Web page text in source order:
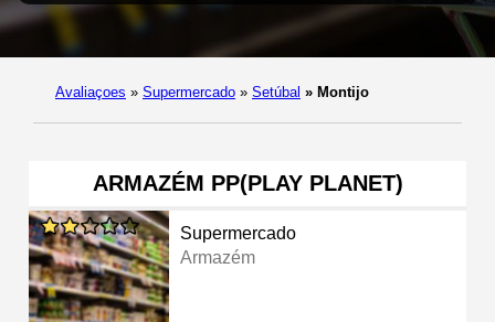
Avaliaçoes » Supermercado » Setúbal » Montijo
ARMAZÉM PP(PLAY PLANET)
Supermercado
Armazém